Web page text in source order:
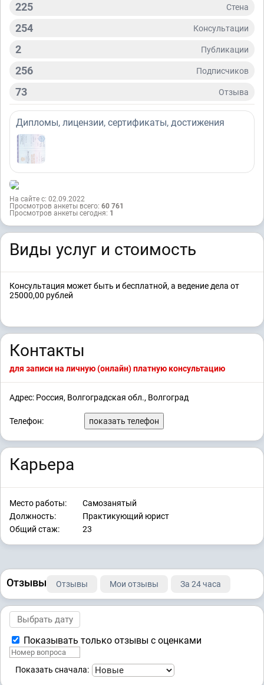
225 Стена
254 Консультации
2 Публикации
256 Подписчиков
73 Отзывa
Дипломы, лицензии, сертификаты, достижения
На сайте с: 02.09.2022
Просмотров анкеты всего: 60 761
Просмотров анкеты сегодня: 1
Виды услуг и стоимость
Консультация может быть и бесплатной, а ведение дела от
25000,00 рублей
Контакты
для записи на личную (онлайн) платную консультацию
Адрес: Россия, Волгоградская обл., Волгоград
Телефон: показать телефон
Карьера
Место работы:
Самозанятый
Должность:
Практикующий юрист
Общий стаж:
23
Отзывы Отзывы Мои отзывы За 24 часа
Показывать только отзывы с оценками
Показать сначала: